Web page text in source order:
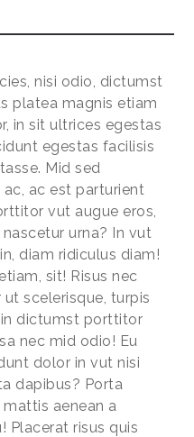
nisi odio, dictumst
platea magnis etiam
in sit ultrices egestas
egestas facilisis
Mid sed
ac est parturient
vut augue eros,
urna? In vut
diam ridiculus diam!
sit! Risus nec
scelerisque, turpis
in dictumst porttitor
nec mid odio! Eu
dolor in vut nisi
dapibus? Porta
aenean a
Placerat risus quis